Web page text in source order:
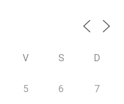
V S D
5 6 7